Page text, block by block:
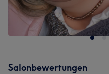
Salonbewertungen